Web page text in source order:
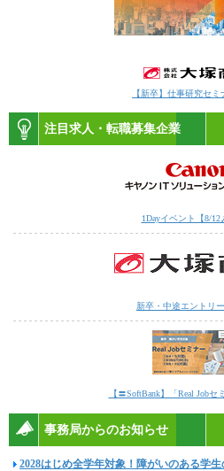
【新卒】仕事研究セミ
注目求人・転職募集企業
1Dayイベント【8/12
新卒・中途エントリ
【〓SoftBank】「Real Jobセ
事務局からのお知らせ
2028はじめ全学年対象！障がいのある学